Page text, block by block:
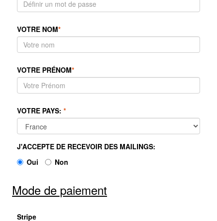
VOTRE NOM*
VOTRE PRÉNOM*
VOTRE PAYS: *
J'ACCEPTE DE RECEVOIR DES MAILINGS:
Oui
Non
Mode de paiement
Stripe